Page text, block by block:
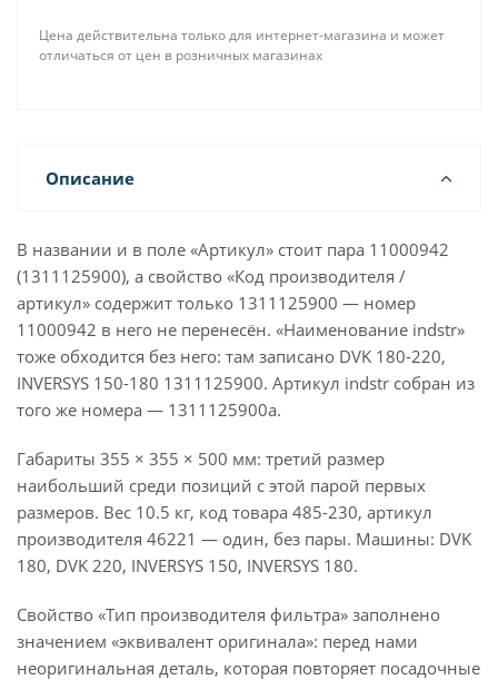
Цена действительна только для интернет-магазина и может
отличаться от цен в розничных магазинах
Описание
В названии и в поле «Артикул» стоит пара 11000942
(1311125900), а свойство «Код производителя /
артикул» содержит только 1311125900 — номер
11000942 в него не перенесён. «Наименование indstr»
тоже обходится без него: там записано DVK 180-220,
INVERSYS 150-180 1311125900. Артикул indstr собран из
того же номера — 1311125900a.
Габариты 355 × 355 × 500 мм: третий размер
наибольший среди позиций с этой парой первых
размеров. Вес 10.5 кг, код товара 485-230, артикул
производителя 46221 — один, без пары. Машины: DVK
180, DVK 220, INVERSYS 150, INVERSYS 180.
Свойство «Тип производителя фильтра» заполнено
значением «эквивалент оригинала»: перед нами
неоригинальная деталь, которая повторяет посадочные